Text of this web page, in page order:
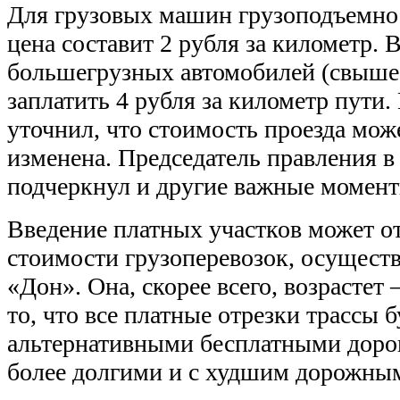
Для грузовых машин
цена составит 2 рубля за километр.
большегрузных автомобилей
заплатить 4 рубля за километр
уточнил, что стоимость проезда
изменена. Председатель правления
подчеркнул и другие важные
Введение платных участков может
стоимости грузоперевозок,
«Дон». Она, скорее всего, возрастет
то, что все платные отрезки трассы
альтернативными бесплатными
более долгими и с худшим